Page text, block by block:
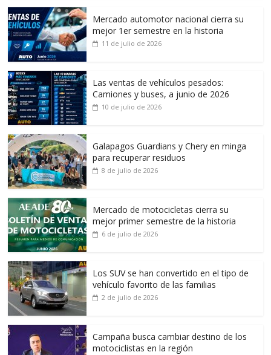
Mercado automotor nacional cierra su
mejor 1er semestre en la historia
11 de julio de 2026
Las ventas de vehículos pesados:
Camiones y buses, a junio de 2026
10 de julio de 2026
Galapagos Guardians y Chery en minga
para recuperar residuos
8 de julio de 2026
Mercado de motocicletas cierra su
mejor primer semestre de la historia
6 de julio de 2026
Los SUV se han convertido en el tipo de
vehículo favorito de las familias
2 de julio de 2026
Campaña busca cambiar destino de los
motociclistas en la región